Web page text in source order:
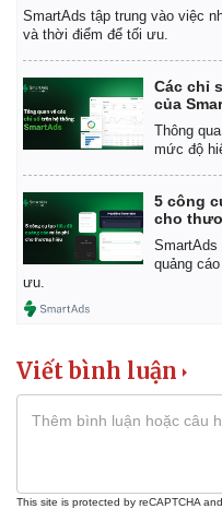
Quan sát
Cuộc sống đó đây
Hồ sơ
SmartAds tập trung vào việc
và thời điểm để tối ưu.
Các chỉ
của
Thông
mức độ
5 công
cho
SmartAds
quảng
ưu.
Viết bình luận
This site is protected by reCAPTCHA